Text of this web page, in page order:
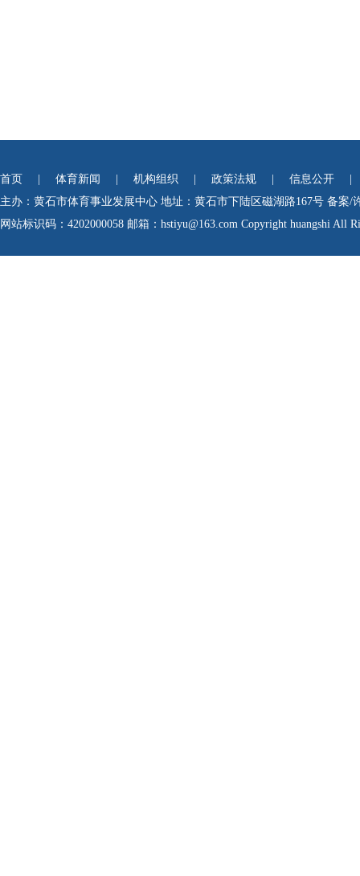
首页 体育新闻 机构组织 政策法规 信息公开
主办：黄石市体育事业发展中心 地址：黄石市下陆区磁湖路167号 备案/
网站标识码：4202000058 邮箱：hstiyu@163.com Copyright huangshi All